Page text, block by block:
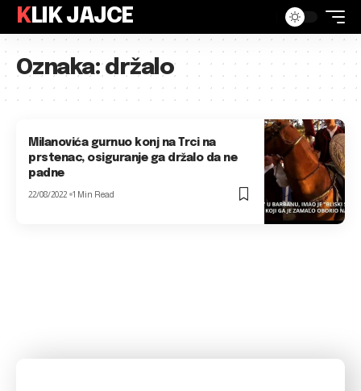
KLIK JAJCE
Oznaka:držalo
Milanovića gurnuo konj na Trci na
prstenac, osiguranje ga držalo da ne
padne
22/08/2022 1 Min Read